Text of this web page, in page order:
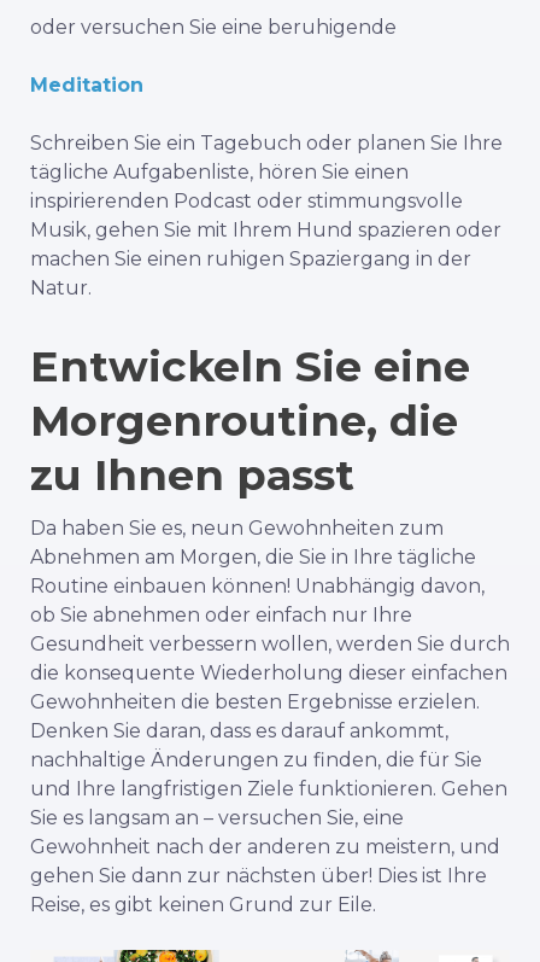
oder versuchen Sie eine beruhigende
Meditation
Schreiben Sie ein Tagebuch oder planen Sie Ihre
tägliche Aufgabenliste, hören Sie einen
inspirierenden Podcast oder stimmungsvolle
Musik, gehen Sie mit Ihrem Hund spazieren oder
machen Sie einen ruhigen Spaziergang in der
Natur.
Entwickeln Sie eine
Morgenroutine, die
zu Ihnen passt
Da haben Sie es, neun Gewohnheiten zum
Abnehmen am Morgen, die Sie in Ihre tägliche
Routine einbauen können! Unabhängig davon,
ob Sie abnehmen oder einfach nur Ihre
Gesundheit verbessern wollen, werden Sie durch
die konsequente Wiederholung dieser einfachen
Gewohnheiten die besten Ergebnisse erzielen.
Denken Sie daran, dass es darauf ankommt,
nachhaltige Änderungen zu finden, die für Sie
und Ihre langfristigen Ziele funktionieren. Gehen
Sie es langsam an – versuchen Sie, eine
Gewohnheit nach der anderen zu meistern, und
gehen Sie dann zur nächsten über! Dies ist Ihre
Reise, es gibt keinen Grund zur Eile.